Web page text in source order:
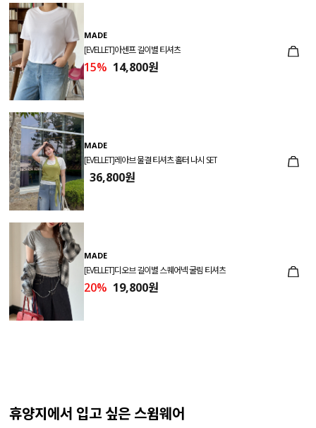
MADE
[EVELLET]아센프 길이별 티셔츠
15% 14,800원
MADE
[EVELLET]레아브 물결 티셔츠 홀터 나시 SET
36,800원
MADE
[EVELLET]디오브 길이별 스퀘어넥 굴림 티셔츠
20% 19,800원
휴양지에서 입고 싶은 스윔웨어